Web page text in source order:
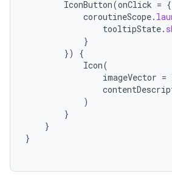
IconButton(onClick = {
coroutineScope.
tooltipState.
}
})
{
Icon(
imageVector =
)
}
}
}